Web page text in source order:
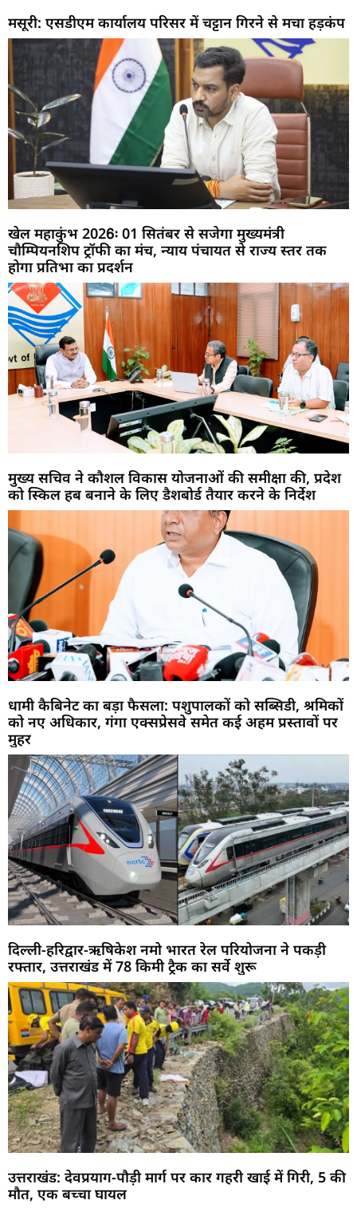
मसूरी: एसडीएम कार्यालय परिसर में चट्टान गिरने से मचा हड़कंप
खेल महाकुंभ 2026ः 01 सितंबर से सजेगा मुख्यमंत्री
चौम्पियनशिप ट्रॉफी का मंच, न्याय पंचायत से राज्य स्तर तक
होगा प्रतिभा का प्रदर्शन
मुख्य सचिव ने कौशल विकास योजनाओं की समीक्षा की, प्रदेश
को स्किल हब बनाने के लिए डैशबोर्ड तैयार करने के निर्देश
धामी कैबिनेट का बड़ा फैसला: पशुपालकों को सब्सिडी, श्रमिकों
को नए अधिकार, गंगा एक्सप्रेसवे समेत कई अहम प्रस्तावों पर
मुहर
दिल्ली-हरिद्वार-ऋषिकेश नमो भारत रेल परियोजना ने पकड़ी
रफ्तार, उत्तराखंड में 78 किमी ट्रैक का सर्वे शुरू
उत्तराखंड: देवप्रयाग-पौड़ी मार्ग पर कार गहरी खाई में गिरी, 5 की
मौत, एक बच्चा घायल